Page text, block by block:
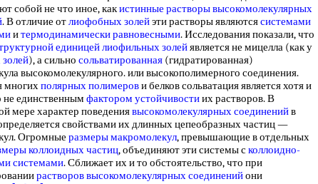
собой не что иное, какистинные растворы высокомолекулярных
. В отличие отлиофобных золейэти растворы являютсясистемами
итермодинамически равновесными. Исследования показали, что
единицейлиофильных золейявляется не мицелла (как у
), а сильно сольватированная (гидратированная)
высокомолекулярного. или высокополимерного соединения.
многихполярных полимерови белков сольватация является хотя и
не единственным фактором устойчивостиих растворов. В
мере характер поведениявысокомолекулярных соединенийв
свойствами их длинных цепеобразных частиц —
Огромные размеры макромолекул, превышающие в отдельных
коллоидных частиц, объединяют эти системы сколлоидно-
системами. Сближает их и то обстоятельство, что при
растворов высокомолекулярных соединенийони